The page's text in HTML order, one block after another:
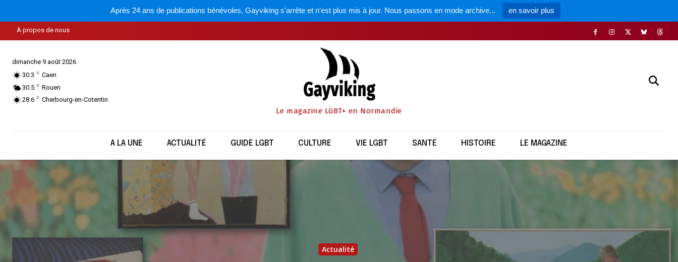
Après 24 ans de publications bénévoles, Gayviking s'arrête et n'est plus mis à jour. Nous passons en mode archive... en savoir plus
À propos de nous
dimanche 9 août 2026
30.3
C Caen
30.5 C Rouen
28.6 C Cherbourg-en-Cotentin
Le magazine LGBT+ en Normandie
A LA UNE ACTUALITÉ GUIDE LGBT CULTURE VIE LGBT SANTÉ HISTOIRE LE MAGAZINE
Actualité